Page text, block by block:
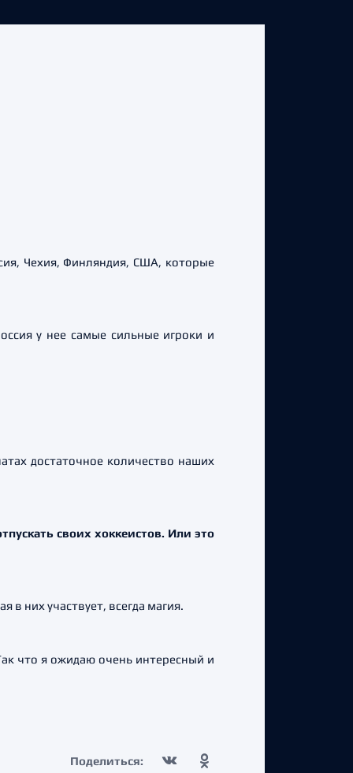
Чехия, Финляндия, США, которые
у нее самые сильные игроки и
достаточное количество наших
своих хоккеистов. Или это
них участвует, всегда магия.
что я ожидаю очень интересный и
Поделиться: